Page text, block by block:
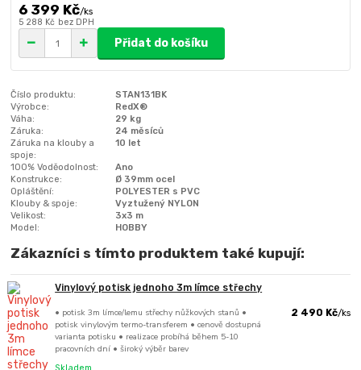
6 399 Kč/ks
5 288 Kč bez DPH
Přidat do košíku
Číslo produktu:
STAN131BK
Výrobce:
RedX®
Váha:
29 kg
Záruka:
24 měsíců
Záruka na klouby a
spoje:
10 let
100% Voděodolnost:
Ano
Konstrukce:
Ø 39mm ocel
Opláštění:
POLYESTER s PVC
Klouby & spoje:
Vyztužený NYLON
Velikost:
3x3 m
Model:
HOBBY
Zákazníci s tímto produktem také kupují:
Vinylový potisk jednoho 3m límce střechy
• potisk 3m límce/lemu střechy nůžkových stanů •
potisk vinylovým termo-transferem • cenově dostupná
varianta potisku • realizace probíhá během 5-10
pracovních dní • široký výběr barev
2 490 Kč/ks
Skladem